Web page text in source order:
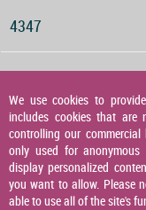
4347
Druckwächter für
4348
Druckaufnehmer
We use cookies to
includes cookies that
controlling our
only used for
display personalized
you want to allow. Please
able to use all of the site's